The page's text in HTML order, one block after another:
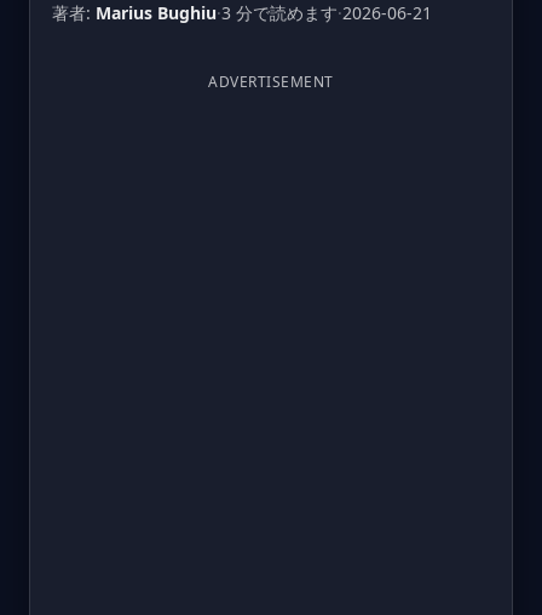
著者: Marius Bughiu·3 分で読めます·2026-06-21
ADVERTISEMENT